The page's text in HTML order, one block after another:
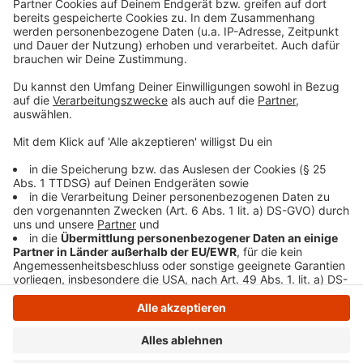
persönlicher Wochenrückblick - so privat wie noch nie,
so lustig wie immer.
Anzeige